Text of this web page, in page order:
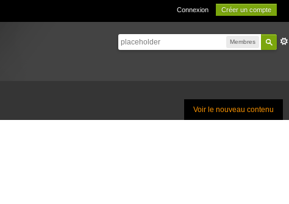
Connexion Créer un compte
Membres
Voir le nouveau contenu